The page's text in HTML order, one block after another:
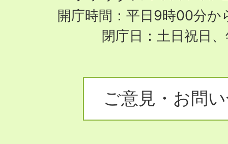
開庁時間：平日9時00分
閉庁日：土日祝日
ご意見・お問